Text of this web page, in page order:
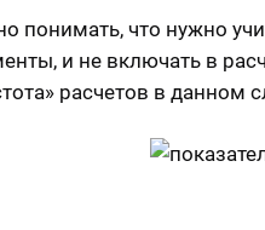
понимать, что нужно
и не включать в
расчетов в данном